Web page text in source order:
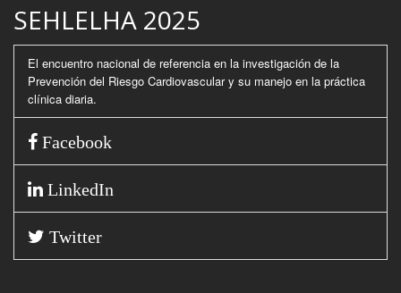
SEHLELHA 2025
El encuentro nacional de referencia en la investigación de la
Prevención del Riesgo Cardiovascular y su manejo en la práctica
clínica diaria.
Facebook
LinkedIn
Twitter